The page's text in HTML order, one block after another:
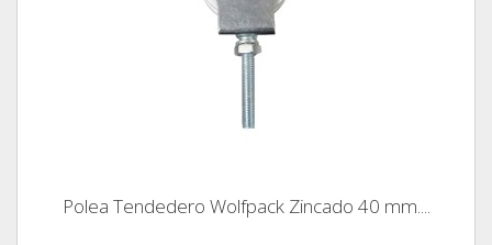
Polea Tendedero Wolfpack Zincado 40 mm....